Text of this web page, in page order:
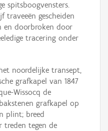
spitsboogvensters.
traveeën gescheiden
en doorbroken door
tracering onder
noordelijke transept,
grafkapel van 1847
Wissocq de
grafkapel op
plint; breed
treden tegen de